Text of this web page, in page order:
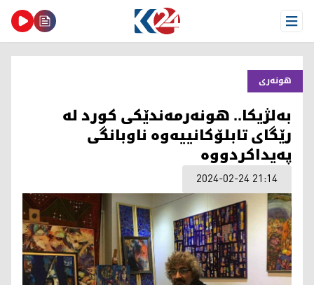
Open Menu
هونەری
بەلژیکا.. هونەرمەندێکی کورد لە
رێگای تابلۆکانییه‌وه‌ ناوبانگی
پەیداکردووە
2024-02-24 21:14